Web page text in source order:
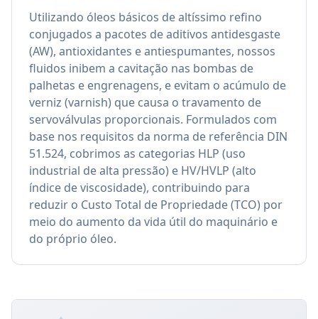
Utilizando óleos básicos de altíssimo refino
conjugados a pacotes de aditivos antidesgaste
(AW), antioxidantes e antiespumantes, nossos
fluidos inibem a cavitação nas bombas de
palhetas e engrenagens, e evitam o acúmulo de
verniz (varnish) que causa o travamento de
servoválvulas proporcionais. Formulados com
base nos requisitos da norma de referência DIN
51.524, cobrimos as categorias HLP (uso
industrial de alta pressão) e HV/HVLP (alto
índice de viscosidade), contribuindo para
reduzir o Custo Total de Propriedade (TCO) por
meio do aumento da vida útil do maquinário e
do próprio óleo.